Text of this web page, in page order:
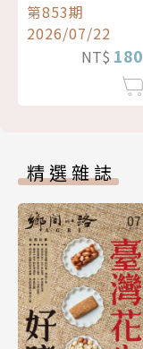
第853期
2026/07/22
NT$ 180
精選雜誌